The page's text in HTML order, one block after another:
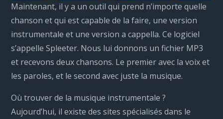
Maintenant, il y a un outil qui prend n’importe quelle
chanson et qui est capable de la faire, une version
instrumentale et une version a cappella. Ce logiciel
s’appelle Spleeter. Nous lui donnons un fichier MP3
et recevons deux chansons. Le premier avec la voix et
les paroles, et le second avec juste la musique.
Où trouver de la musique instrumentale ?
Aujourd’hui, il existe des sites spécialisés dans le